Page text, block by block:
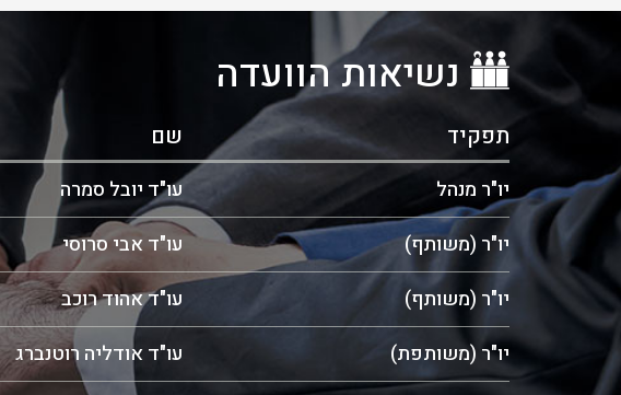
נשיאות הוועדה
תפקיד שם
יו"ר מנהל עו"ד יובל סמרה
יו"ר (משותף)
עו"ד אבי סרוסי
יו"ר (משותף)
עו"ד אהוד רוכב
יו"ר (משותפת)
עו"ד אודליה רוטנברג